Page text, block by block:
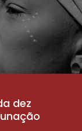
dez